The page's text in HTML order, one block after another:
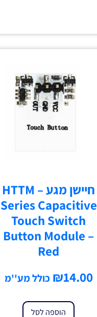
חיישן מגע – HTTM
Series Capacitive
Touch Switch
Button Module –
Red
₪14.00 כולל מע''מ
הוספה לסל